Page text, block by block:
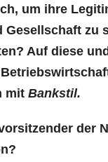
um ihre
zu
Auf die­se
mit Bank­stil.
der